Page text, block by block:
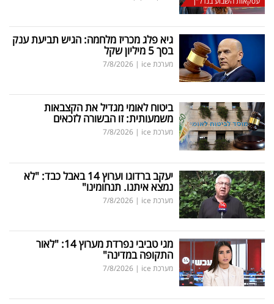
גיא פלג מכריז מלחמה: הגיש תביעת ענק
בסך 5 מיליון שקל
מערכת ice |
7/8/2026
ביטוח לאומי מגדיל את הקצבאות
משמעותית: זו הבשורה לזכאים
מערכת ice |
7/8/2026
יעקב ברדוגו וערוץ 14 באבל כבד: "לא
נמצא איתנו. תנחומינו"
מערכת ice |
7/8/2026
מגי טביבי נפרדת מערוץ 14: "לאור
התקופה במדינה"
מערכת ice |
7/8/2026